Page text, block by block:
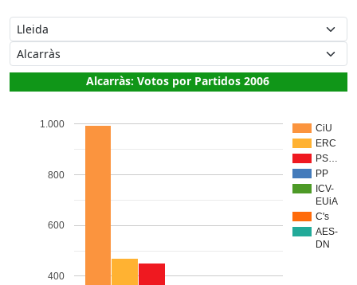
Alcarràs: Votos por Partidos 2006
CiU
ERC
PS…
PP
ICV-
EUiA
C's
AES-
DN
400
600
800
1.000